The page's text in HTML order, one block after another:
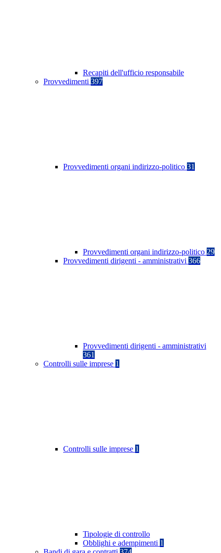
Recapiti dell'ufficio responsabile
Provvedimenti 397
Provvedimenti organi indirizzo-politico 31
Provvedimenti organi indirizzo-politico 29
Provvedimenti dirigenti - amministrativi 366
Provvedimenti dirigenti - amministrativi
361
Controlli sulle imprese 1
Controlli sulle imprese 1
Tipologie di controllo
Obblighi e adempimenti 1